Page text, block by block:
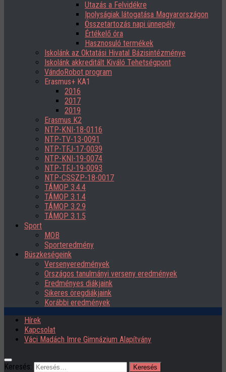
Utazás a Felvidékre
Ipolyságiak látogatása Magyarországon
Összetartozás napi ünnepély
Értékelő óra
Hasznosuló termékek
Iskolánk az Oktatási Hivatal Bázisintézménye
Iskolánk akkreditált Kiváló Tehetségpont
VándoRobot program
Erasmus+ KA1
2016
2017
2019
Erasmus K2
NTP-KNI-18-0116
NTP-TV-13-0091
NTP-TFJ-17-0039
NTP-KNI-19-0074
NTP-TFJ-19-0093
NTP-CSSZP-18-0017
TÁMOP 3.4.4
TÁMOP 3.1.4
TÁMOP 3.2.9
TÁMOP 3.1.5
Sport
MOB
Sporteredmény
Büszkeségeink
Versenyeredmények
Országos tanulmányi verseny eredmények
Eredményes diákjaink
Sikeres öregdiákjaink
Korábbi eredmények
Hírek
Kapcsolat
Váci Madách Imre Gimnázium Alapítvány
Keresés: